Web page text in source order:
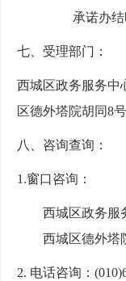
承诺办
七、受理部门：
西城区政务服务中
区德外塔院胡同8
八、咨询查询：
1 .窗口咨询：
西城区政务服
西城区德外塔
2. 电话咨询：(010)